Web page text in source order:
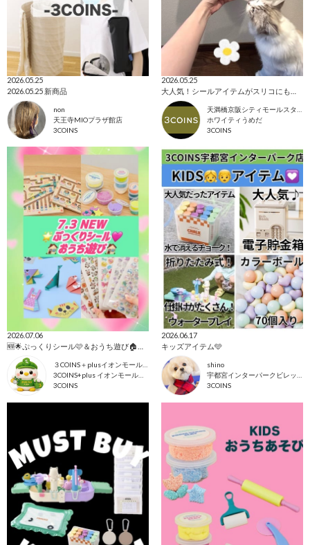
2026.05.25
2026.05.25 新商品
non
天王寺MIOプラザ館店
3COINS
2026.05.25
ホワイティうめだ
3COINS
2026.07.06
３COINS＋plusイオンモール上尾
3COINS+plus イオンモール上尾店
3COINS
2026.06.17
キッズアイテム🩵
shino
3COINS